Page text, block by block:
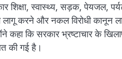
शिक्षा, स्वास्थ्य, सड़क, पेयजल,
लागू करने और नकल विरोधी कानून
कहा कि सरकार भ्रष्टाचार के
की गई है।